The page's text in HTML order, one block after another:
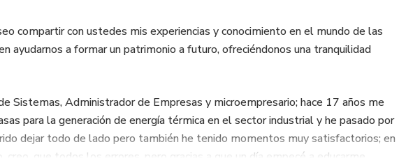
compartir con ustedes mis experiencias y conocimiento en el mundo de las
ayudarnos a formar un patrimonio a futuro, ofreciéndonos una tranquilidad
Sistemas, Administrador de Empresas y microempresario; hace 17 años me
para la generación de energía térmica en el sector industrial y he pasado por
dejar todo de lado pero también he tenido momentos muy satisfactorios; en
creo, que todos los errores, pero gracias a que un día empecé a educarme